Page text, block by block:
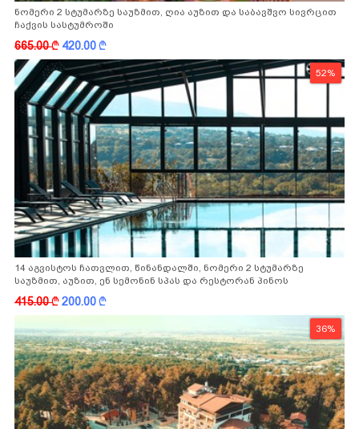
ნომერი 2 სტუმარზე საუზმით, ღია აუზით და საბავშვო სივრცით
ჩაქვის სასტუმროში
665.00k 420.00k
52%
14 აგვისტოს ჩათვლით, წინანდალში, ნომერი 2 სტუმარზე
საუზმით, აუზით, ენ სემონინ სპას და რესტორან პინოს
ფასდაკლებით
415.00k200.00k
36%